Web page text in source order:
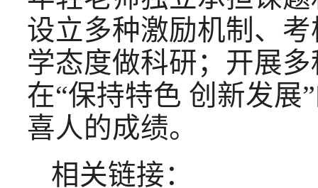
设立多种激励机制、
学态度做科研；开展
在“保持特色 创新发展
喜人的成绩。
相关链接：